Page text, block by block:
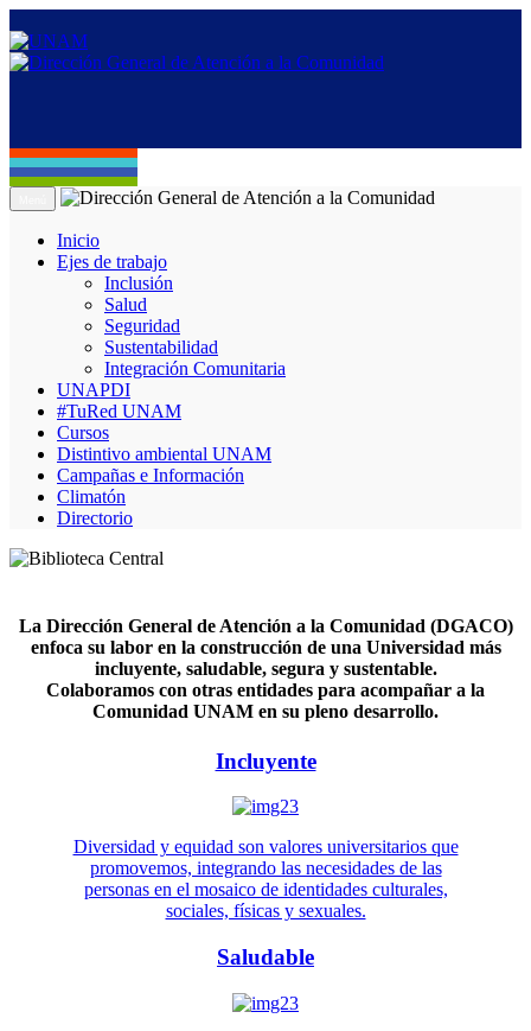
Inicio
Ejes de trabajo
Inclusión
Salud
Seguridad
Sustentabilidad
Integración Comunitaria
UNAPDI
#TuRed UNAM
Cursos
Distintivo ambiental UNAM
Campañas e Información
Climatón
Directorio
La Dirección General de Atención a la Comunidad (DGACO)
enfoca su labor en la construcción de una Universidad más
incluyente, saludable, segura y sustentable.
Colaboramos con otras entidades para acompañar a la
Comunidad UNAM en su pleno desarrollo.
Incluyente
Diversidad y equidad son valores universitarios que
promovemos, integrando las necesidades de las
personas en el mosaico de identidades culturales,
sociales, físicas y sexuales.
Saludable